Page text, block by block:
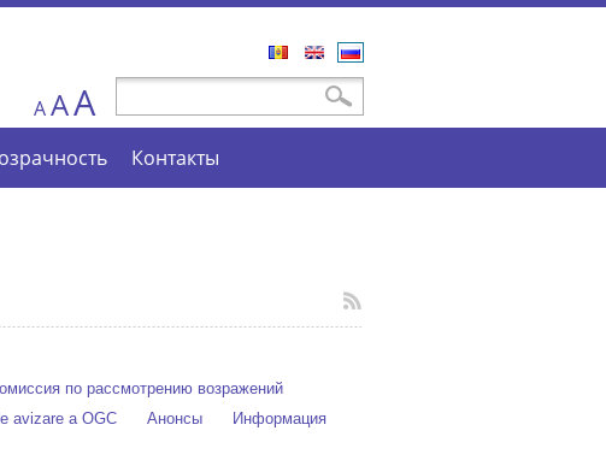
Поиск
A AA
Контакты
по рассмотрению возражений
avizare a OGC Анонсы
Информация